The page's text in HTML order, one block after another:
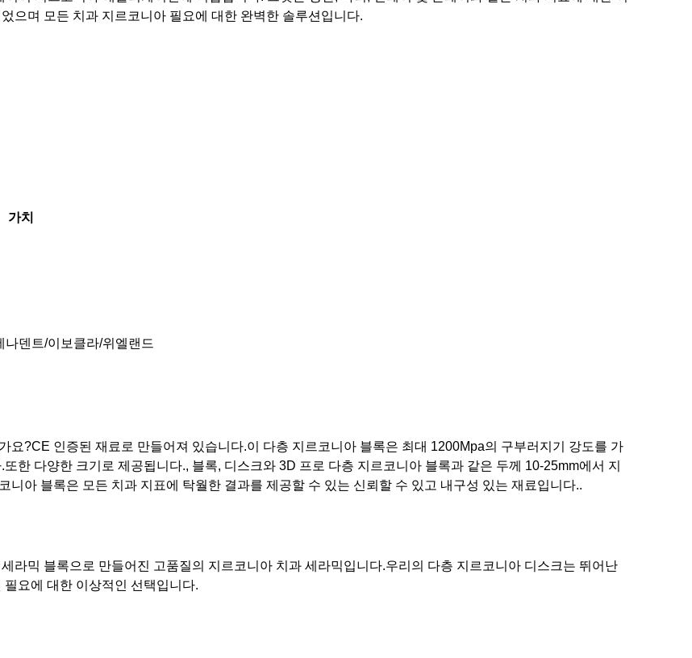
으며 모든 치과 지르코니아 필요에 대한 완벽한 솔루션입니다.
가치
덴트/이보클라/위엘랜드
요?CE 인증된 재료로 만들어져 있습니다.이 다층 지르코니아 블록은 최대 1200Mpa의 구부러지기 강도를 가
한 다양한 크기로 제공됩니다., 블록, 디스크와 3D 프로 다층 지르코니아 블록과 같은 두께 10-25mm에서 지
니아 블록은 모든 치과 지표에 탁월한 결과를 제공할 수 있는 신뢰할 수 있고 내구성 있는 재료입니다..
라믹 블록으로 만들어진 고품질의 지르코니아 치과 세라믹입니다.우리의 다층 지르코니아 디스크는 뛰어난
요에 대한 이상적인 선택입니다.